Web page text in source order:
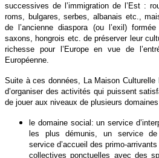
successives de l’immigration de l’Est :
roms, bulgares, serbes, albanais etc.,
de l’ancienne diaspora (ou l’exil)
saxons, hongrois etc. de préserver leur
richesse pour l’Europe en vue de
Européenne.
Suite à ces données, La Maison Culturelle
d’organiser des activités qui puissent
de jouer aux niveaux de plusieurs
le domaine social: un service
les plus démunis, un service de
service d’accueil des primo-
collectives ponctuelles avec des